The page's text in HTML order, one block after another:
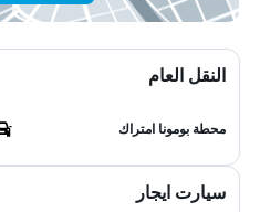
النقل العام
محطة بومونا امتراك
سيارت ايجار